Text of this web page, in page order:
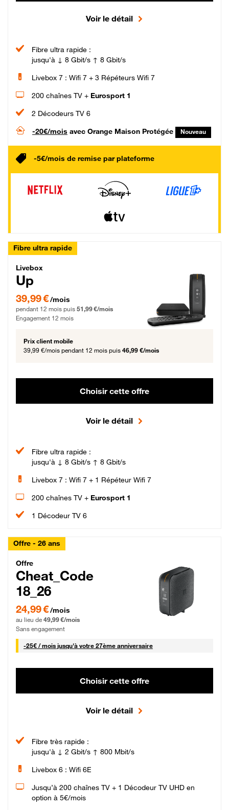
Voir le détail
Fibre ultra rapide :
jusqu'à ↓ 8 Gbit/s ↑ 8 Gbit/s
Livebox 7 : Wifi 7 + 3 Répéteurs Wifi 7
200 chaînes TV + Eurosport 1
2 Décodeurs TV 6
-20€/mois avec Orange Maison Protégée Nouveau
-5€/mois de remise par plateforme
Fibre ultra rapide
Livebox Up Fibre
Livebox
Up
39,99 € par mois pendant 12 mois puis 51,99 € par mois, Engagement 12 mois
39,99 €/mois
pendant 12 mois puis 51,99 €/mois
Engagement 12 mois
Prix client mobile
39,99 €/mois pendant 12 mois puis 46,99 €/mois
Choisir cette offre
Voir le détail
Fibre ultra rapide :
jusqu'à ↓ 8 Gbit/s ↑ 8 Gbit/s
Livebox 7 : Wifi 7 + 1 Répéteur Wifi 7
200 chaînes TV + Eurosport 1
1 Décodeur TV 6
Offre - 26 ans
Cheat_Code Fibre_18_26
Offre
Cheat_Code
18_26
24,99 € par mois pendant 0 mois puis 49,99 € par mois, Sans engagement
24,99 €/mois
au lieu de 49,99 €/mois
Sans engagement
-25€ / mois25 € par mois
jusqu'à votre 27ème anniversaire
Choisir cette offre
Voir le détail
Fibre très rapide :
jusqu'à ↓ 2 Gbit/s ↑ 800 Mbit/s
Livebox 6 : Wifi 6E
Jusqu’à 200 chaînes TV + 1 Décodeur TV UHD en
option à 5€/mois